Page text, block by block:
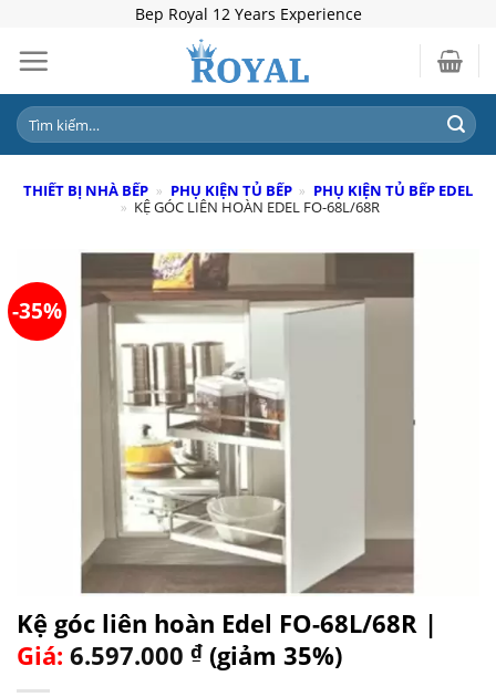
content
Bep Royal 12 Years Experience
Tìm
kiếm:
THIẾT BỊ NHÀ BẾP » PHỤ KIỆN TỦ BẾP » PHỤ KIỆN TỦ BẾP EDEL
» KỆ GÓC LIÊN HOÀN EDEL FO-68L/68R
-35%
Kệ góc liên hoàn Edel FO-68L/68R |
Giá: 6.597.000 ₫ (giảm 35%)